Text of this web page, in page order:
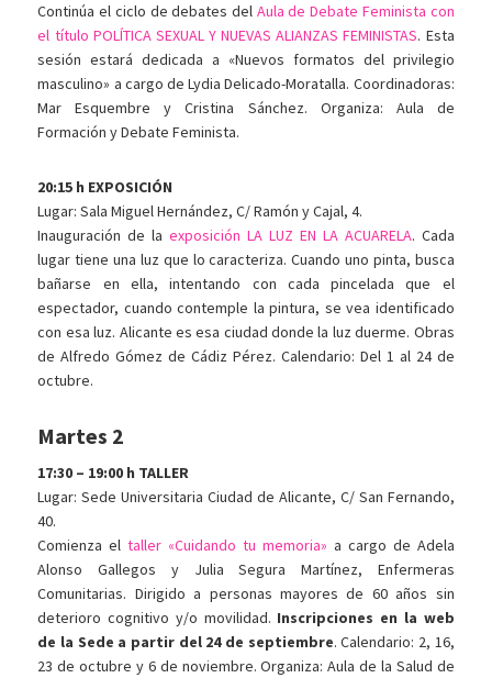
Continúa el ciclo de debates del Aula de Debate Feminista con
el título POLÍTICA SEXUAL Y NUEVAS ALIANZAS FEMINISTAS. Esta
sesión estará dedicada a «Nuevos formatos del privilegio
masculino» a cargo de Lydia Delicado-Moratalla. Coordinadoras:
Mar Esquembre y Cristina Sánchez. Organiza: Aula de
Formación y Debate Feminista.
20:15 h EXPOSICIÓN
Lugar: Sala Miguel Hernández, C/ Ramón y Cajal, 4.
Inauguración de la exposición LA LUZ EN LA ACUARELA. Cada
lugar tiene una luz que lo caracteriza. Cuando uno pinta, busca
bañarse en ella, intentando con cada pincelada que el
espectador, cuando contemple la pintura, se vea identificado
con esa luz. Alicante es esa ciudad donde la luz duerme. Obras
de Alfredo Gómez de Cádiz Pérez. Calendario: Del 1 al 24 de
octubre.
Martes 2
17:30 – 19:00 h TALLER
Lugar: Sede Universitaria Ciudad de Alicante, C/ San Fernando,
40.
Comienza eltaller «Cuidando tu memoria» a cargo de Adela
Alonso Gallegos y Julia Segura Martínez, Enfermeras
Comunitarias. Dirigido a personas mayores de 60 años sin
deterioro cognitivo y/o movilidad. Inscripciones en la web
de la Sede a partir del 24 de septiembre. Calendario: 2, 16,
23 de octubre y 6 de noviembre. Organiza: Aula de la Salud de